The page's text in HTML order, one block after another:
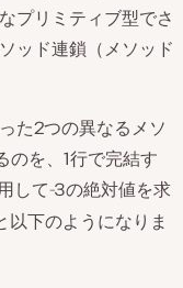
プリミティブ型でさ
ッド連鎖（メソッド
た2つの異なるメソ
のを、1行で完結す
して-3の絶対値を求
下のようになりま